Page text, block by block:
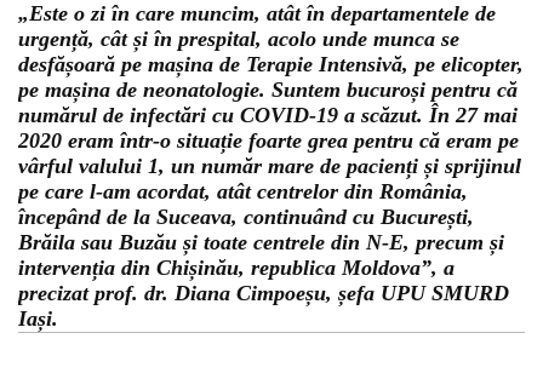
„Este o zi în care muncim, atât în departamentele de
urgență, cât și în prespital, acolo unde munca se
desfășoară pe mașina de Terapie Intensivă, pe elicopter,
pe mașina de neonatologie. Suntem bucuroși pentru că
numărul de infectări cu COVID-19 a scăzut. În 27 mai
2020 eram într-o situație foarte grea pentru că eram pe
vârful valului 1, un număr mare de pacienți și sprijinul
pe care l-am acordat, atât centrelor din România,
începând de la Suceava, continuând cu București,
Brăila sau Buzău și toate centrele din N-E, precum și
intervenția din Chișinău, republica Moldova”, a
precizat prof. dr. Diana Cimpoeșu, șefa UPU SMURD
Iași.